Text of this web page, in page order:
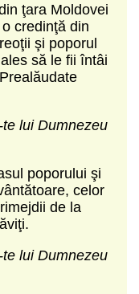
ţara Moldovei
credinţă din
şi poporul
să le fii întâi
lui Dumnezeu
poporului şi
celor
de la
lui Dumnezeu